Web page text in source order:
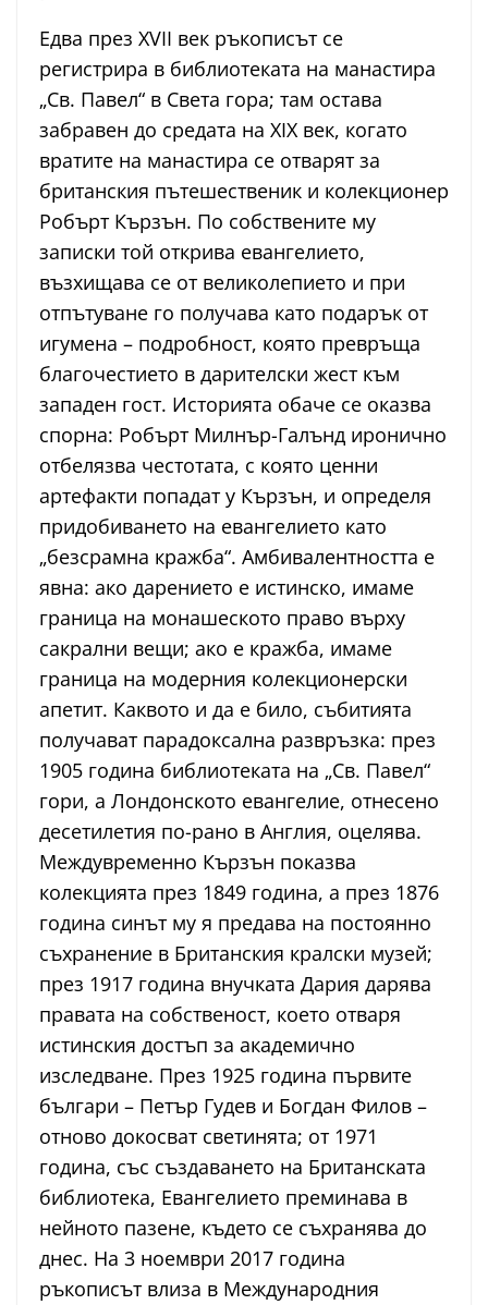
Едва през XVII век ръкописът се
регистрира в библиотеката на манастира
„Св. Павел“ в Света гора; там остава
забравен до средата на XIX век, когато
вратите на манастира се отварят за
британския пътешественик и колекционер
Робърт Кързън. По собствените му
записки той открива евангелието,
възхищава се от великолепието и при
отпътуване го получава като подарък от
игумена – подробност, която превръща
благочестието в дарителски жест към
западен гост. Историята обаче се оказва
спорна: Робърт Милнър-Галънд иронично
отбелязва честотата, с която ценни
артефакти попадат у Кързън, и определя
придобиването на евангелието като
„безсрамна кражба“. Амбивалентността е
явна: ако дарението е истинско, имаме
граница на монашеското право върху
сакрални вещи; ако е кражба, имаме
граница на модерния колекционерски
апетит. Каквото и да е било, събитията
получават парадоксална развръзка: през
1905 година библиотеката на „Св. Павел“
гори, а Лондонското евангелие, отнесено
десетилетия по-рано в Англия, оцелява.
Междувременно Кързън показва
колекцията през 1849 година, а през 1876
година синът му я предава на постоянно
съхранение в Британския кралски музей;
през 1917 година внучката Дария дарява
правата на собственост, което отваря
истинския достъп за академично
изследване. През 1925 година първите
българи – Петър Гудев и Богдан Филов –
отново докосват светинята; от 1971
година, със създаването на Британската
библиотека, Евангелието преминава в
нейното пазене, където се съхранява до
днес. На 3 ноември 2017 година
ръкописът влиза в Международния